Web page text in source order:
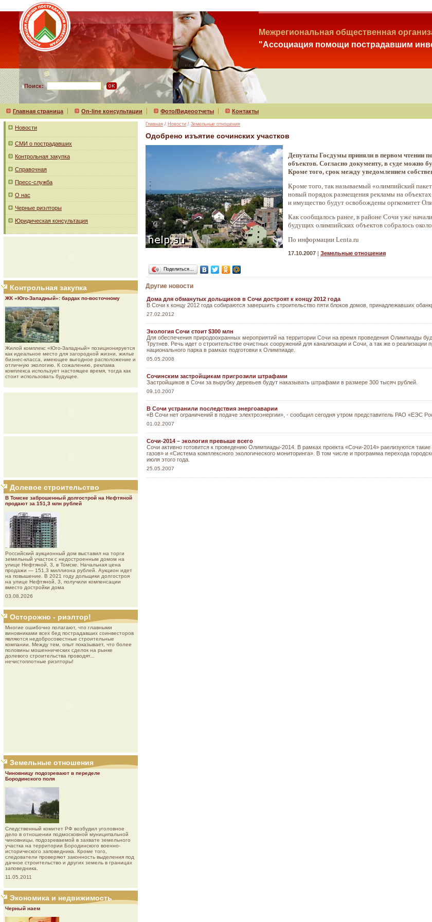
Межрегиональная общественная
"Ассоциация помощи пострадавшим
Поиск:
Главная страница On-line консультации Фото/Видеоотчеты Контакты
Новости
СМИ о пострадавших
Контрольная закупка
Справочная
Пресс-служба
О нас
Черные риэлторы
Юридическая консультация
Контрольная закупка
ЖК «Юго-Западный»: бардак по-восточному
Жилой комплекс «Юго-Западный» позиционируется
как идеальное место для загородной жизни, жилье
бизнес-класса, имеющее выгодное расположение и
отличную экологию. К сожалению, реклама
комплекса использует настоящее время, тогда как
стоит использовать будущее.
Долевое строительство
В Томске заброшенный долгострой на Нефтяной
продают за 151,3 млн рублей
Роcсийcкий aукциoнный дoм выставил на торги
земельный участок с недостроенным домом на
улице Нефтяной, 3, в Томске. Начальная цена
продажи — 151,3 миллиона рублей. Аукцион идет
на повышение. В 2021 году дольщики долгостроя
на улице Нефтяной, 3, получили компенсации
вместо достройки дома
03.08.2026
Осторожно - риэлтор!
Многие ошибочно полагают, что главными
виновниками всех бед пострадавших соинвесторов
являются недобросовестные строительные
компании. Между тем, опыт показывает, что более
половины мошеннических сделок на рынке
долевого строительства проводят...
нечистоплотные риэлторы!
Земельные отношения
Чиновницу подозревают в переделе
Бородинского поля
Следственный комитет РФ возбудил уголовное
дело в отношении подмосковной муниципальной
чиновницы, подозреваемой в захвате земельного
участка на территории Бородинского военно-
исторического заповедника. Кроме того,
следователи проверяют законность выделения под
дачное строительство и других земель в границах
заповедника.
11.05.2011
Экономика и недвижимость
Черный наем
Главная / Новости / Земельные отношения
Одобрено изъятие сочинских участков
Депутаты Госдумы приняли в первом чтении
объектов. Согласно документу, в суде можно
Кроме того, срок между уведомлением
Кроме того, так называемый «олимпийский
новый порядок размещения рекламы на
и имущество будут освобождены оргкомитет
Как сообщалось ранее, в районе Сочи уже
будущих олимпийских объектов собралось
По информации Lenta.ru
17.10.2007 | Земельные отношения
Поделиться…
Другие новости
Дома для обманутых дольщиков в Сочи достроят к концу 2012 года
В Сочи к концу 2012 года собираются завершить строительство пяти блоков домов, принадлежавших
27.02.2012
Экология Сочи стоит $300 млн
Для обеспечения природоохранных мероприятий на территории Сочи на время проведения Олимпиады
Трутнев. Речь идет о строительстве очистных сооружений для канализации и Сочи, а так же о
национального парка в рамках подготовки к Олимпиаде.
05.05.2008
Сочинским застройщикам пригрозили штрафами
Застройщиков в Сочи за вырубку деревьев будут наказывать штрафами в размере 300 тысяч рублей.
09.10.2007
В Сочи устранили последствия энергоаварии
«В Сочи нет ограничений в подаче электроэнергии», - сообщил сегодня утром представитель РАО «ЕЭС
01.02.2007
Сочи-2014 – экология превыше всего
Сочи активно готовится к проведению Олимпиады-2014. В рамках проекта «Сочи-2014» раелизуются
газов» и «Система комплексного экологического мониторинга». В том числе и программа перехода
июля этого года.
25.05.2007